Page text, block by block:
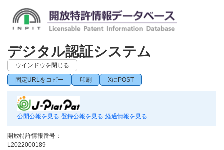
デジタル認証システム
ウインドウを閉じる
固定URLをコピー 印刷 XにPOST
公開公報を見る 登録公報を見る 経過情報を見る
開放特許情報番号：
L2022000189